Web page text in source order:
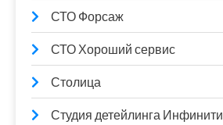
СТО Форсаж
СТО Хороший сервис
Столица
Студия детейлинга Инфинити